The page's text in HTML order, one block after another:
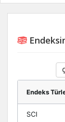
Endeks
SCI